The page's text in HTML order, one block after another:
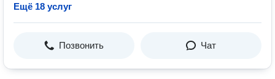
Ещё 18 услуг
Позвонить Чат